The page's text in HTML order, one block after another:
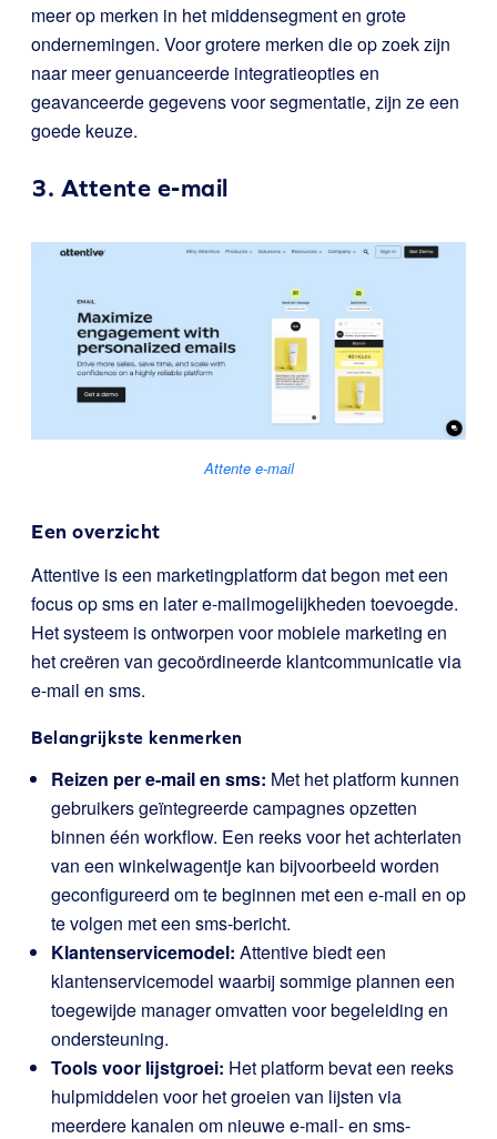
meer op merken in het middensegment en grote
ondernemingen. Voor grotere merken die op zoek zijn
naar meer genuanceerde integratieopties en
geavanceerde gegevens voor segmentatie, zijn ze een
goede keuze.
3. Attente e-mail
Attente e-mail
Een overzicht
Attentive is een marketingplatform dat begon met een
focus op sms en later e-mailmogelijkheden toevoegde.
Het systeem is ontworpen voor mobiele marketing en
het creëren van gecoördineerde klantcommunicatie via
e-mail en sms.
Belangrijkste kenmerken
Reizen per e-mail en sms: Met het platform kunnen
gebruikers geïntegreerde campagnes opzetten
binnen één workflow. Een reeks voor het achterlaten
van een winkelwagentje kan bijvoorbeeld worden
geconfigureerd om te beginnen met een e-mail en op
te volgen met een sms-bericht.
Klantenservicemodel: Attentive biedt een
klantenservicemodel waarbij sommige plannen een
toegewijde manager omvatten voor begeleiding en
ondersteuning.
Tools voor lijstgroei: Het platform bevat een reeks
hulpmiddelen voor het groeien van lijsten via
meerdere kanalen om nieuwe e-mail- en sms-